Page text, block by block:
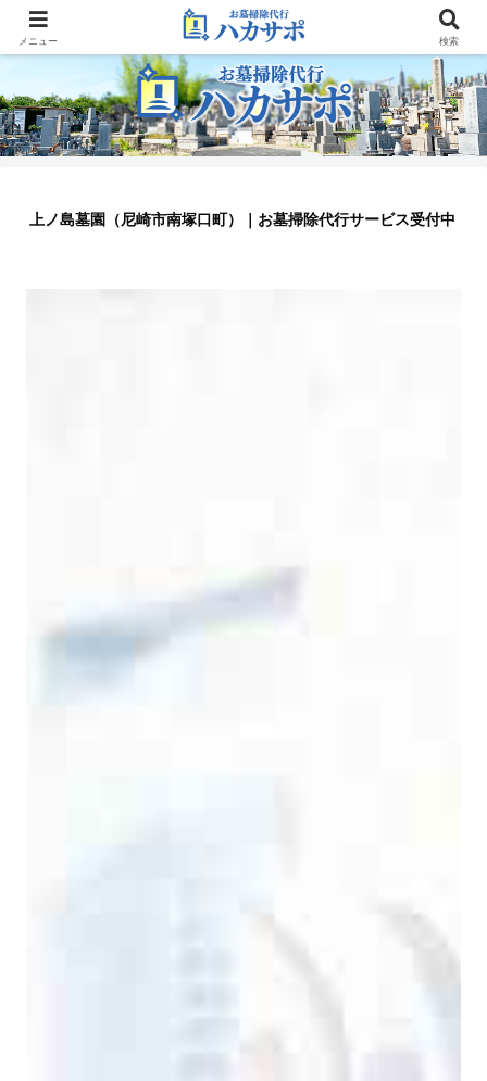
大阪のお墓参り代行業者
上ノ島墓園（尼崎市南塚口町）｜お墓掃除代行サービス受付中
メニュー 検索